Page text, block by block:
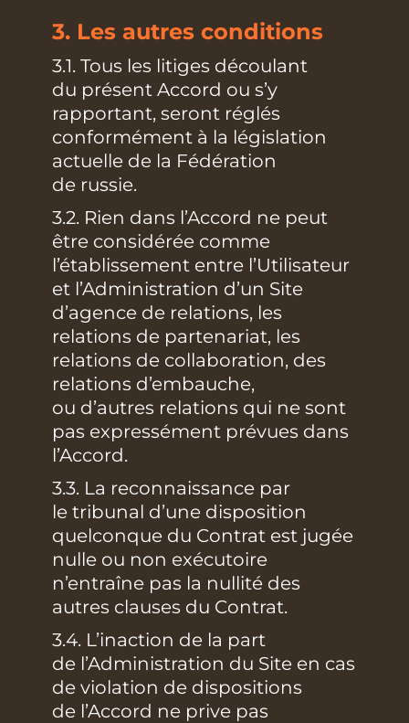
3. Les autres conditions
3.1. Tous les litiges découlant
du présent Accord ou s’y
rapportant, seront réglés
conformément à la législation
actuelle de la Fédération
de russie.
3.2. Rien dans l’Accord ne peut
être considérée comme
l’établissement entre l’Utilisateur
et l’Administration d’un Site
d’agence de relations, les
relations de partenariat, les
relations de collaboration, des
relations d’embauche,
ou d’autres relations qui ne sont
pas expressément prévues dans
l’Accord.
3.3. La reconnaissance par
le tribunal d’une disposition
quelconque du Contrat est jugée
nulle ou non exécutoire
n’entraîne pas la nullité des
autres clauses du Contrat.
3.4. L’inaction de la part
de l’Administration du Site en cas
de violation de dispositions
de l’Accord ne prive pas